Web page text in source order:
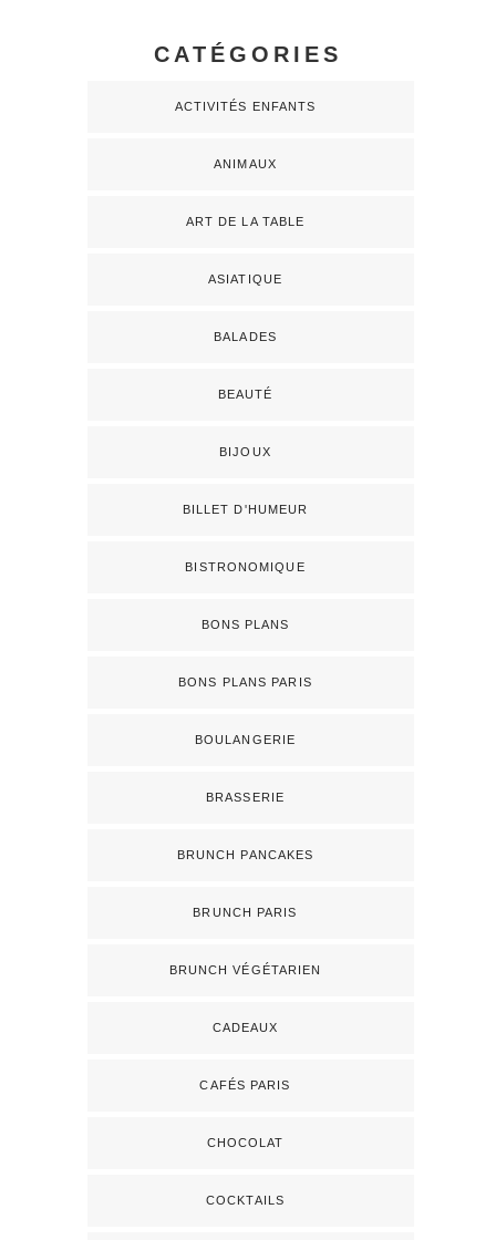
CATÉGORIES
ACTIVITÉS ENFANTS
ANIMAUX
ART DE LA TABLE
ASIATIQUE
BALADES
BEAUTÉ
BIJOUX
BILLET D'HUMEUR
BISTRONOMIQUE
BONS PLANS
BONS PLANS PARIS
BOULANGERIE
BRASSERIE
BRUNCH PANCAKES
BRUNCH PARIS
BRUNCH VÉGÉTARIEN
CADEAUX
CAFÉS PARIS
CHOCOLAT
COCKTAILS